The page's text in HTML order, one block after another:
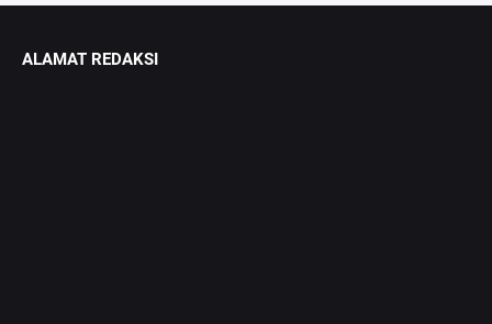
ALAMAT REDAKSI